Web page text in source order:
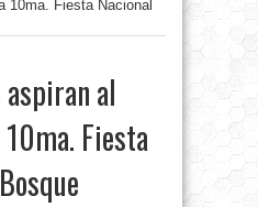
10ma. Fiesta Nacional
al
Fiesta